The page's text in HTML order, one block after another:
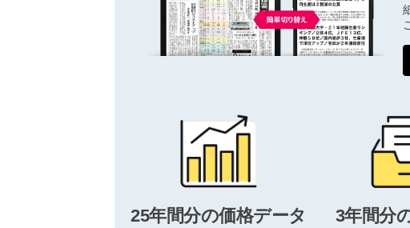
25年間分の価格データ 3年間分